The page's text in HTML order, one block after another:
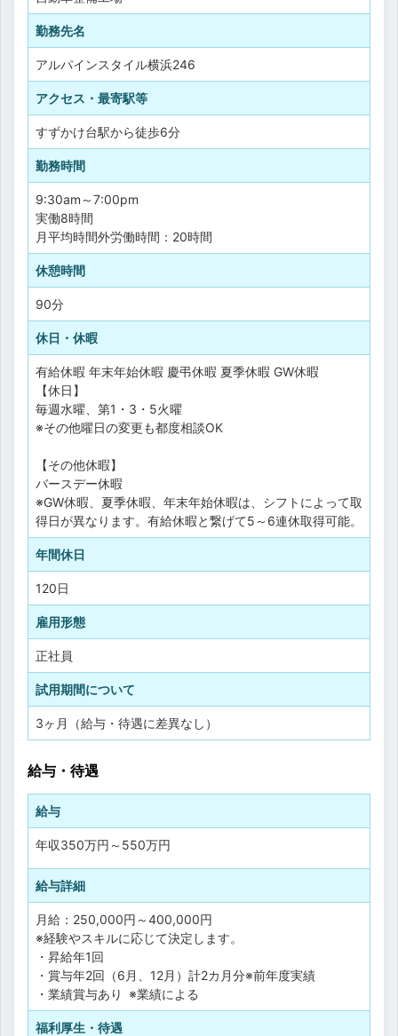
勤務先名
アルパインスタイル横浜246
アクセス・最寄駅等
すずかけ台駅から徒歩6分
勤務時間
9:30am～7:00pm
実働8時間
月平均時間外労働時間：20時間
休憩時間
90分
休日・休暇
有給休暇 年末年始休暇 慶弔休暇 夏季休暇 GW休暇
【休日】
毎週水曜、第1・3・5火曜
※その他曜日の変更も都度相談OK
【その他休暇】
バースデー休暇
※GW休暇、夏季休暇、年末年始休暇は、シフトによって取
得日が異なります。有給休暇と繋げて5～6連休取得可能。
年間休日
120日
雇用形態
正社員
試用期間について
3ヶ月（給与・待遇に差異なし）
給与・待遇
給与
年収350万円 ～ 550万円
給与詳細
月給：250,000円～400,000円
※経験やスキルに応じて決定します。
・昇給年1回
・賞与年2回（6月、12月）計2カ月分※前年度実績
・業績賞与あり ※業績による
福利厚生・待遇